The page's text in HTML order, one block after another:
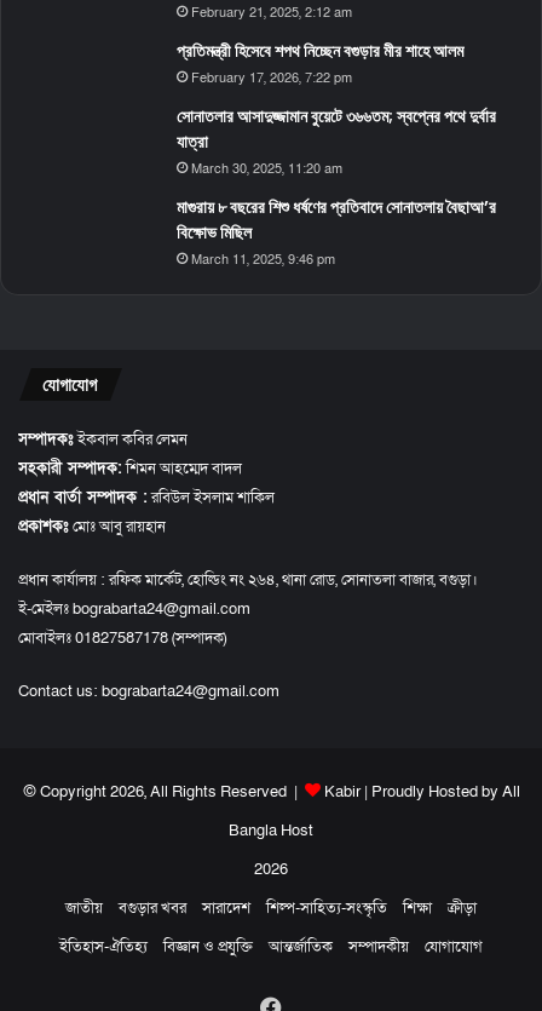
February 21, 2025, 2:12 am
প্রতিমন্ত্রী হিসেবে শপথ নিচ্ছেন বগুড়ার মীর শাহে আলম
February 17, 2026, 7:22 pm
সোনাতলার আসাদুজ্জামান বুয়েটে ৩৬৬তম; স্বপ্নের পথে দুর্বার
যাত্রা
March 30, 2025, 11:20 am
মাগুরায় ৮ বছরের শিশু ধর্ষণের প্রতিবাদে সোনাতলায় বৈছাআ’র
বিক্ষোভ মিছিল
March 11, 2025, 9:46 pm
যোগাযোগ
সম্পাদকঃইকবাল কবির লেমন
সহকারী সম্পাদক:শিমন আহম্মেদ বাদল
প্রধান বার্তা সম্পাদক :রবিউল ইসলাম শাকিল
প্রকাশকঃমোঃ আবু রায়হান
প্রধান কার্যালয় : রফিক মার্কেট, হোল্ডিং নং ২৬৪, থানা রোড, সোনাতলা বাজার, বগুড়া।
ই-মেইলঃ bograbarta24@gmail.com
মোবাইলঃ 01827587178 (সম্পাদক)
Contact us: bograbarta24@gmail.com
© Copyright 2026, All Rights Reserved | Kabir| Proudly Hosted by All
Bangla Host
2026
জাতীয়
বগুড়ার খবর সারাদেশ শিল্প-সাহিত্য-সংস্কৃতি শিক্ষা
ক্রীড়া
ইতিহাস-ঐতিহ্য
বিজ্ঞান ও প্রযুক্তি আন্তর্জাতিক সম্পাদকীয় যোগাযোগ